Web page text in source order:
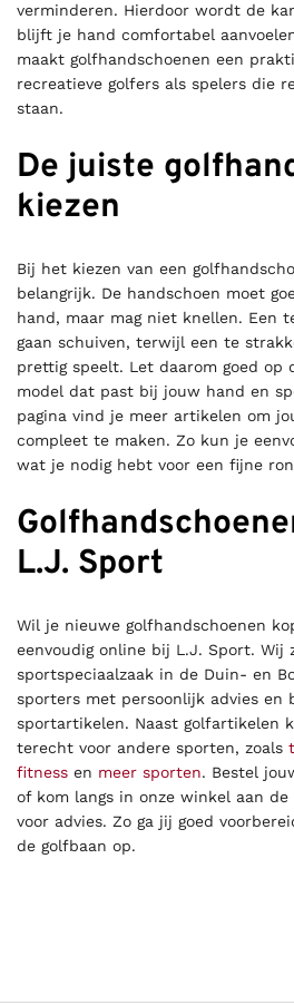
verminderen. Hierdoor wordt de
blijft je hand comfortabel
maakt golfhandschoenen een
recreatieve golfers als spelers die
staan.
De juiste
kiezen
Bij het kiezen van een
belangrijk. De handschoen moet
hand, maar mag niet knellen. Een
gaan schuiven, terwijl een te
prettig speelt. Let daarom goed op
model dat past bij jouw hand en
pagina vind je meer artikelen om
compleet te maken. Zo kun je
wat je nodig hebt voor een fijne
L.J. Sport
Wil je nieuwe golfhandschoenen
eenvoudig online bij L.J. Sport. Wij
sportspeciaalzaak in de Duin- en
sporters met persoonlijk advies en
sportartikelen. Naast golfartikelen
terecht voor andere sporten, zoals
fitness en meer sporten. Bestel
of kom langs in onze winkel aan
voor advies. Zo ga jij goed
de golfbaan op.